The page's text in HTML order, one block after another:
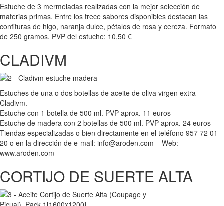
Estuche de 3 mermeladas realizadas con la mejor selección de
materias primas. Entre los trece sabores disponibles destacan las
confituras de higo, naranja dulce, pétalos de rosa y cereza. Formato
de 250 gramos. PVP del estuche: 10,50 €
CLADIVM
Estuches de una o dos botellas de aceite de oliva virgen extra
Cladivm.
Estuche con 1 botella de 500 ml. PVP aprox. 11 euros
Estuche de madera con 2 botellas de 500 ml. PVP aprox. 24 euros
Tiendas especializadas o bien directamente en el teléfono 957 72 01
20 o en la dirección de e-mail: info@aroden.com – Web:
www.aroden.com
CORTIJO DE SUERTE ALTA